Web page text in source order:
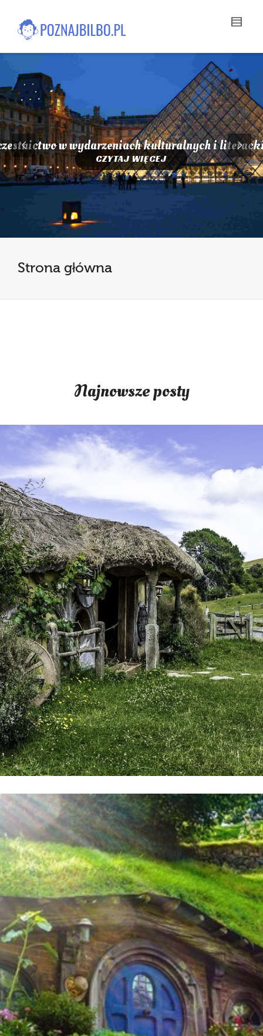
CZYTAJ WIĘCEJ
w wydarzeniach kulturalnych i
w wydarzeniach kulturalnych i
Strona główna
Najnowsze posty
Kultura i literatura
Mówiąc o kulturze mamy na uwadze cały wachlarz wydarzeń,
które wpłynęły na rozwój społeczeństwa, jego tradycji,
różnorodności społecznej, percepcji odbierania świata oraz
sposobów ukazywania tego. W wielu kulturach starożytnych
właśnie dzięki potrzebie zapisywania wydarzeń powstało
mnóstwo ciekawych dzieł sztuki, które do dziś podziwiać możemy
w galeriach, muzeach lub w formie zdjęć czy też tekstów.
Literatura, nieodzownie połączona ze sztuką i […]
Jeżeli jesteś prawdziwym fanem twórczości J.R.R. Tolkiena, to
koniecznie musisz przeczytać o tych wspaniałych domach,
inspirowanych oryginalną chatką hobbita. W artykule zdradzamy
także sposoby, dzięki którym trochę magii Śródziemia, znajdzie się
również w Twoim mieszkaniu. Chatka Bilbo Bagginsa Okazuje się,
że niezwykły dom małego hobbita, Bilbo Bagginsa z powieści
Tolkiena, można odwzorować także w rzeczywistości, nadając
mu taki sam baśniowy […]